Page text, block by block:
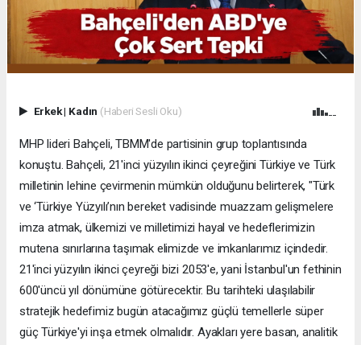
Erkek| Kadın (Haberi Sesli Oku)
MHP lideri Bahçeli, TBMM'de partisinin grup toplantısında
konuştu. Bahçeli, 21'inci yüzyılın ikinci çeyreğini Türkiye ve Türk
milletinin lehine çevirmenin mümkün olduğunu belirterek, "Türk
ve ‘Türkiye Yüzyılı’nın bereket vadisinde muazzam gelişmelere
imza atmak, ülkemizi ve milletimizi hayal ve hedeflerimizin
mutena sınırlarına taşımak elimizde ve imkanlarımız içindedir.
21'inci yüzyılın ikinci çeyreği bizi 2053'e, yani İstanbul'un fethinin
600'üncü yıl dönümüne götürecektir. Bu tarihteki ulaşılabilir
stratejik hedefimiz bugün atacağımız güçlü temellerle süper
güç Türkiye'yi inşa etmek olmalıdır. Ayakları yere basan, analitik